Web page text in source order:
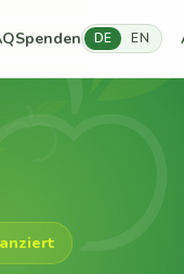
Spenden DE EN